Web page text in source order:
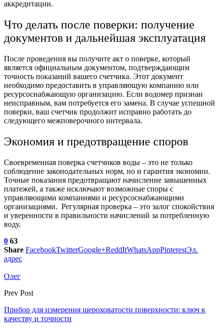
аккредитации.
Что делать после поверки: получение
документов и дальнейшая эксплуатация
После проведения вы получите акт о поверке, который
является официальным документом, подтверждающим
точность показаний вашего счетчика. Этот документ
необходимо предоставить в управляющую компанию или
ресурсоснабжающую организацию. Если водомер признан
неисправным, вам потребуется его замена. В случае успешной
поверки, ваш счетчик продолжит исправно работать до
следующего межповерочного интервала.
Экономия и предотвращение споров
Своевременная поверка счетчиков воды – это не только
соблюдение законодательных норм, но и гарантия экономии.
Точные показания предотвращают начисление завышенных
платежей, а также исключают возможные споры с
управляющими компаниями и ресурсоснабжающими
организациями. Регулярная проверка – это залог спокойствия
и уверенности в правильности начислений за потребленную
воду.
0 63
Share FacebookTwitterGoogle+ReddItWhatsAppPinterestЭл.
адрес
Олег
Prev Post
Прибор для измерения шероховатости поверхности: ключ к
качеству и точности